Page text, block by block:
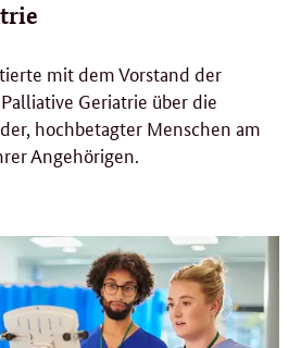
mit dem Vorstand der
Geriatrie über die
hochbetagter Menschen am
Angehörigen.